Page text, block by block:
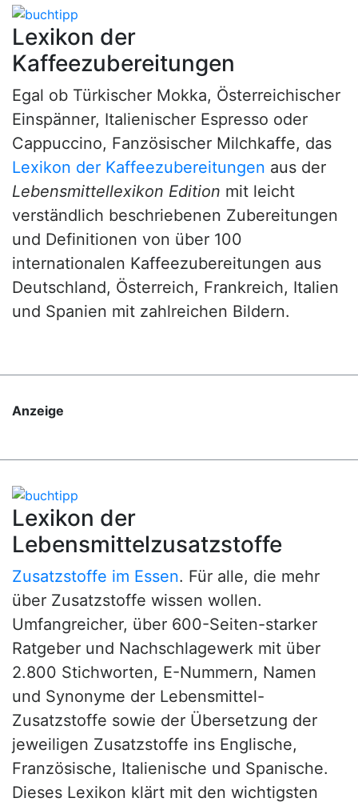
Lexikon der
Kaffeezubereitungen
Egal ob Türkischer Mokka, Österreichischer
Einspänner, Italienischer Espresso oder
Cappuccino, Fanzösischer Milchkaffe, das
Lexikon der Kaffeezubereitungen aus der
Lebensmittellexikon Edition mit leicht
verständlich beschriebenen Zubereitungen
und Definitionen von über 100
internationalen Kaffeezubereitungen aus
Deutschland, Österreich, Frankreich, Italien
und Spanien mit zahlreichen Bildern.
Anzeige
Lexikon der
Lebensmittelzusatzstoffe
Zusatzstoffe im Essen. Für alle, die mehr
über Zusatzstoffe wissen wollen.
Umfangreicher, über 600-Seiten-starker
Ratgeber und Nachschlagewerk mit über
2.800 Stichworten, E-Nummern, Namen
und Synonyme der Lebensmittel-
Zusatzstoffe sowie der Übersetzung der
jeweiligen Zusatzstoffe ins Englische,
Französische, Italienische und Spanische.
Dieses Lexikon klärt mit den wichtigsten